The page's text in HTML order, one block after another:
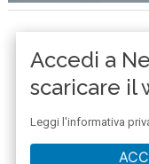
Accedi a
scaricare il
Leggi l'informativa